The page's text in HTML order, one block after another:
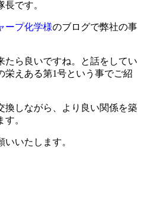
です。
ープ化学様のブログで弊社の事
ら良いですね。と話をしてい
栄えある第1号という事でご紹
しながら、より良い関係を築
。
いたします。